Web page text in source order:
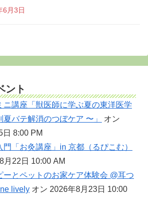
6月3日
ント
ニ講座「獣医師に学ぶ夏の東洋医学
夏バテ解消のつぼケア 〜」
オン
日 8:00 PM
「お灸講座」in 京都（るぴこむ）
月22日 10:00 AM
ーとペットのお家ケア体験会 @耳つ
lively オン 2026年8月23日 10:00